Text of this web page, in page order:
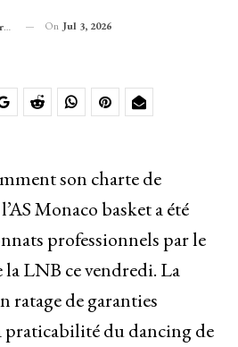
On Jul 3, 2026
son charte de
Monaco basket a été
professionnels par le
LNB ce vendredi. La
ratage de garanties
praticabilité du dancing de